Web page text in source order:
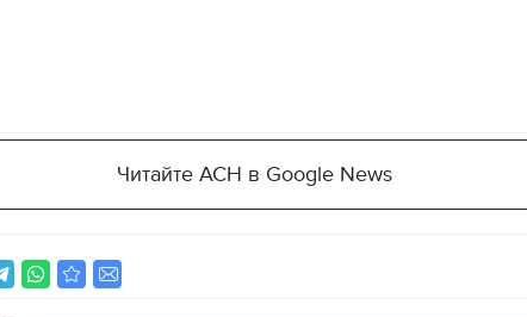
Читайте АСН в Google NewsВремена Руси: как
"Сторожевая